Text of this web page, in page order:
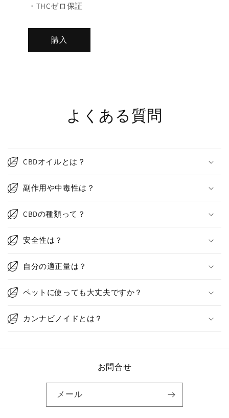
・THCゼロ保証
購入
よくある質問
CBDオイルとは？
副作用や中毒性は？
CBDの種類って？
安全性は？
自分の適正量は？
ペットに使っても大丈夫ですか？
カンナビノイドとは？
お問合せ
メール